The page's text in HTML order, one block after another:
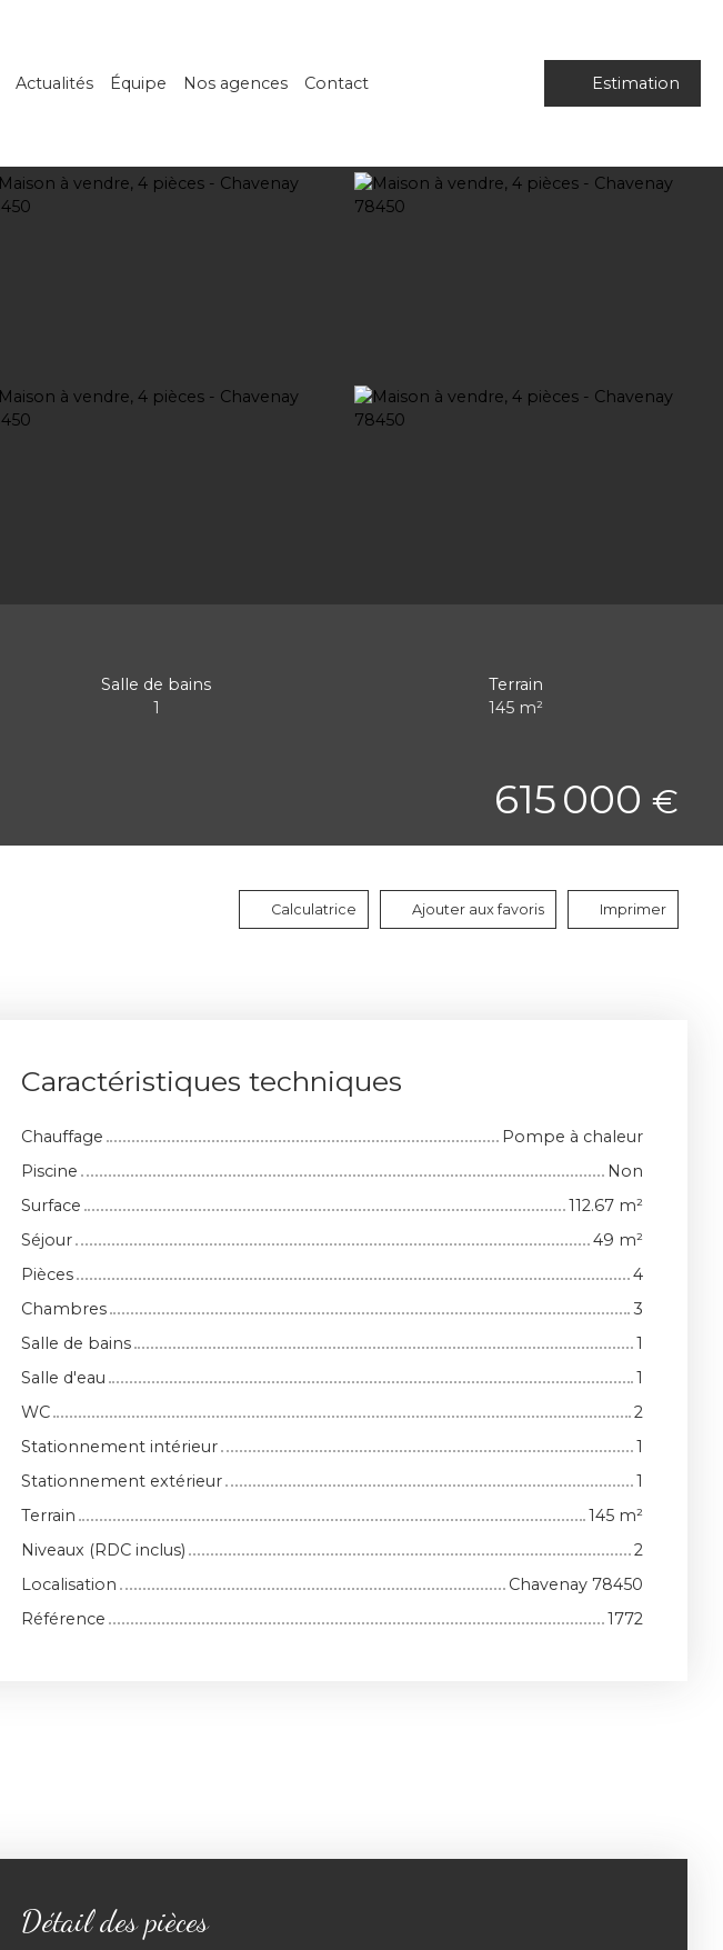
Actualités Équipe Nos agences Contact Estimation
Salle de bains
1
Terrain
145 m²
615 000 €
Calculatrice Ajouter aux favoris Imprimer
Caractéristiques techniques
Chauffage
Pompe à chaleur
Piscine
Non
Surface
112.67 m²
Séjour
49 m²
Pièces
4
Chambres
3
Salle de bains
1
Salle d'eau
1
WC
2
Stationnement intérieur
1
Stationnement extérieur
1
Terrain
145 m²
Niveaux (RDC inclus)
2
Localisation
Chavenay 78450
Référence
1772
Détail des pièces